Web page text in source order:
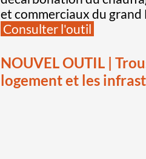
et commerciaux du
Consulter l'outil
NOUVEL OUTIL |
logement et les